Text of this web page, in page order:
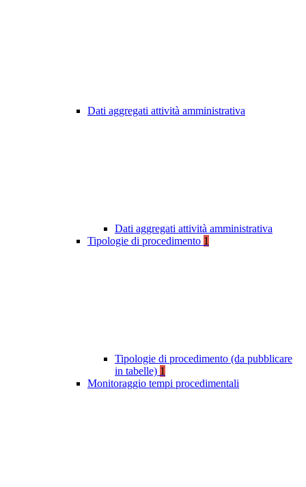
Dati aggregati attività amministrativa
Dati aggregati attività amministrativa
Tipologie di procedimento 1
Tipologie di procedimento (da pubblicare
in tabelle) 1
Monitoraggio tempi procedimentali